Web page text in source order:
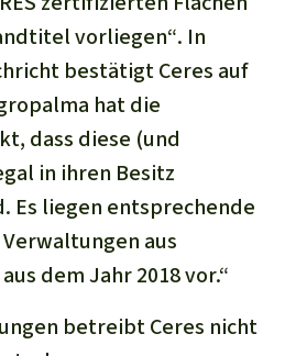
vorliegen“. In
bestätigt Ceres auf
hatdie
dass diese (und
in ihren Besitz
Es liegen entsprechende
aus
dem Jahr 2018 vor.“
betreibt Ceres nicht